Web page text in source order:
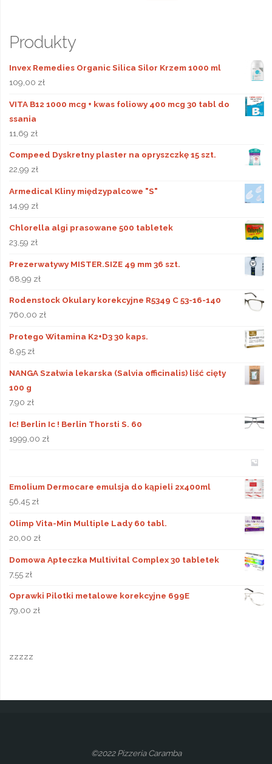
Produkty
Invex Remedies Organic Silica Silor Krzem 1000 ml
109,00 zł
VITA B12 1000 mcg + kwas foliowy 400 mcg 30 tabl do
ssania
11,69 zł
Compeed Dyskretny plaster na opryszczkę 15 szt.
22,99 zł
Armedical Kliny międzypalcowe "S"
14,99 zł
Chlorella algi prasowane 500 tabletek
23,59 zł
Prezerwatywy MISTER.SIZE 49 mm 36 szt.
68,99 zł
Rodenstock Okulary korekcyjne R5349 C 53-16-140
760,00 zł
Protego Witamina K2+D3 30 kaps.
8,95 zł
NANGA Szałwia lekarska (Salvia officinalis) liść cięty
100 g
7,90 zł
Ic! Berlin Ic ! Berlin Thorsti S. 60
1999,00 zł
Emolium Dermocare emulsja do kąpieli 2x400ml
56,45 zł
Olimp Vita-Min Multiple Lady 60 tabl.
20,00 zł
Domowa Apteczka Multivital Complex 30 tabletek
7,55 zł
Oprawki Pilotki metalowe korekcyjne 699E
79,00 zł
zzzzz
©2022 Pizzeria Caramba